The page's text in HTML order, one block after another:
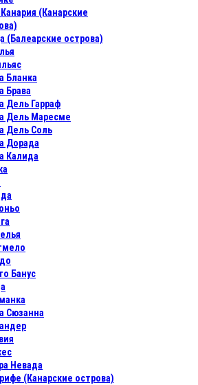
Канария (Канарские
(Балеарские острова)
Бланка
Брава
Дель Гарраф
Дель Маресме
Дель Соль
Дорада
Калида
Банус
Сюзанна
Невада
(Канарские острова)